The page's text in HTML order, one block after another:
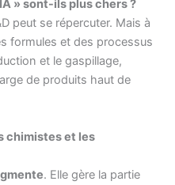
» sont-ils plus chers ?
peut se répercuter. Mais à
formules et des processus
et le gaspillage,
de produits haut de
chimistes et les
. Elle gère la partie